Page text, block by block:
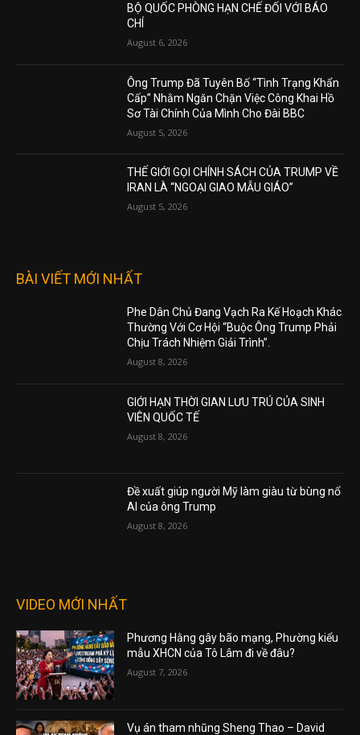
BỘ QUỐC PHÒNG HẠN CHẾ ĐỐI VỚI BÁO
CHÍ
August 6, 2026
Ông Trump Đã Tuyên Bố “Tình Trạng Khẩn
Cấp” Nhằm Ngăn Chặn Việc Công Khai Hồ
Sơ Tài Chính Của Mình Cho Đài BBC
August 5, 2026
THẾ GIỚI GỌI CHÍNH SÁCH CỦA TRUMP VỀ
IRAN LÀ “NGOẠI GIAO MẪU GIÁO”
August 5, 2026
BÀI VIẾT MỚI NHẤT
Phe Dân Chủ Đang Vạch Ra Kế Hoạch Khác
Thường Với Cơ Hội “Buộc Ông Trump Phải
Chịu Trách Nhiệm Giải Trình”.
August 8, 2026
GIỚI HẠN THỜI GIAN LƯU TRÚ CỦA SINH
VIÊN QUỐC TẾ
August 8, 2026
Đề xuất giúp người Mỹ làm giàu từ bùng nổ
AI của ông Trump
August 8, 2026
VIDEO MỚI NHẤT
Phương Hằng gây bão mạng, Phường kiểu
mẫu XHCN của Tô Lâm đi về đâu?
August 7, 2026
Vụ án tham nhũng Sheng Thao – David